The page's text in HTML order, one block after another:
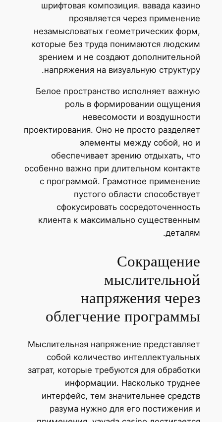
шрифтовая композиция. вавада казино
проявляется через применение
незамысловатых геометрических форм,
которые без труда понимаются людским
зрением и не создают дополнительной
напряжения на визуальную структуру.
Белое пространство исполняет важную
роль в формировании ощущения
невесомости и воздушности
проектирования. Оно не просто разделяет
элементы между собой, но и
обеспечивает зрению отдыхать, что
особенно важно при длительном контакте
с программой. Грамотное применение
пустого области способствует
сфокусировать сосредоточенность
клиента к максимально существенным
деталям.
Сокращение
мыслительной
напряжения через
облегчение программы
Мыслительная напряжение представляет
собой количество интеллектуальных
затрат, которые требуются для обработки
информации. Насколько труднее
интерфейс, тем значительнее средств
разума нужно для его постижения и